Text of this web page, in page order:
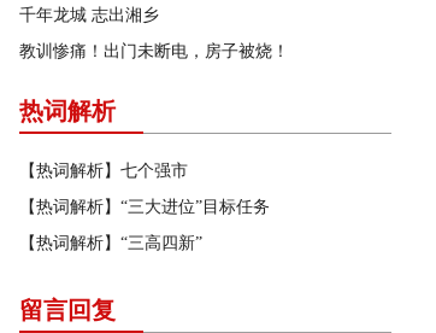
千年龙城 志出湘乡
教训惨痛！出门未断电，房子被烧！
热词解析
【热词解析】七个强市
【热词解析】“三大进位”目标任务
【热词解析】“三高四新”
留言回复